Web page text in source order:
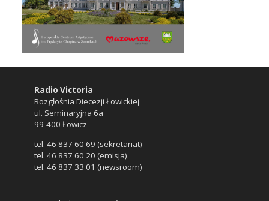
Radio Victoria
Rozgłośnia Diecezji Łowickiej
ul. Seminaryjna 6a
99-400 Łowicz
tel. 46 837 60 69 (sekretariat)
tel. 46 837 60 20 (emisja)
tel. 46 837 33 01 (newsroom)